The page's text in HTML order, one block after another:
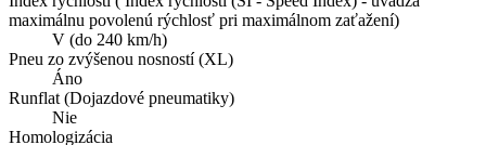
maximálnu povolenú rýchlosť pri maximálnom zaťažení)
V (do 240 km/h)
Pneu zo zvýšenou nosností (XL)
Áno
Runflat (Dojazdové pneumatiky)
Nie
Homologizácia